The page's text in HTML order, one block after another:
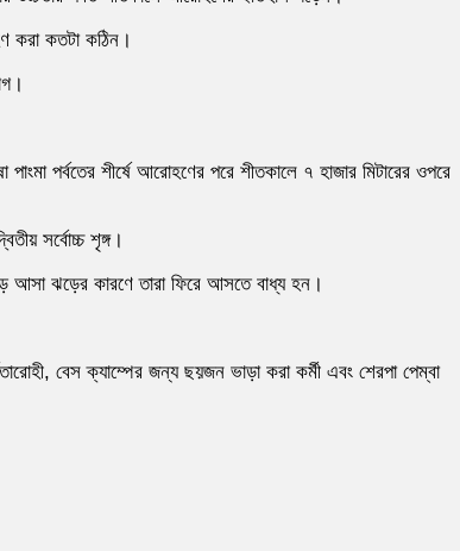
করা কতটা কঠিন।
পর্বতের শীর্ষে আরোহণের পরে শীতকালে ৭ হাজার মিটারের ওপরে
সর্বোচ্চ শৃঙ্গ।
আসা ঝড়ের কারণে তারা ফিরে আসতে বাধ্য হন।
বেস ক্যাম্পের জন্য ছয়জন ভাড়া করা কর্মী এবং শেরপা পেম্বা